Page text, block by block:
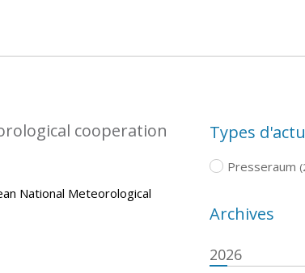
cooperation
National Meteorological
Types
Presseraum
Archives
2026